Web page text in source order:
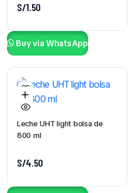
S/1.50
Buy via WhatsApp
Leche UHT light bolsa de
800 ml
S/4.50